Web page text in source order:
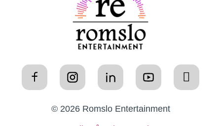
© 2026 Romslo Entertainment